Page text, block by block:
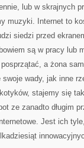
lub w skrajnych
muzyki. Internet to
siedzi przed
są w pracy lub
a żona
wady, jak inne
stajemy się
ze zanadto długim
Jest ich